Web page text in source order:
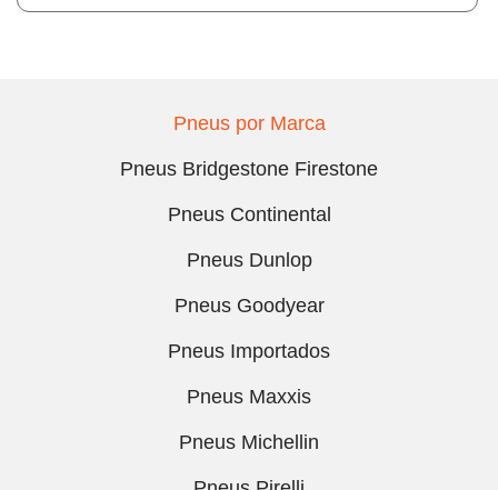
Pneus por Marca
Pneus Bridgestone Firestone
Pneus Continental
Pneus Dunlop
Pneus Goodyear
Pneus Importados
Pneus Maxxis
Pneus Michellin